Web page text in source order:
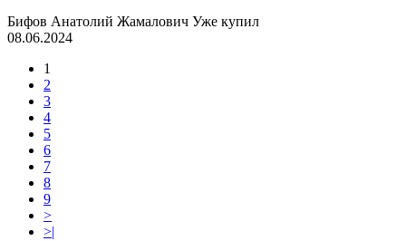
Бифов Анатолий Жамалович Уже купил
08.06.2024
1
2
3
4
5
6
7
8
9
>
>|